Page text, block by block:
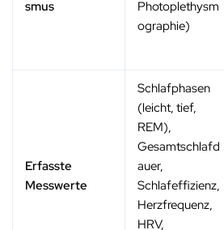
smus
Photoplethysm
ographie)
Erfasste
Messwerte
Schlafphasen
(leicht, tief,
REM),
Gesamtschlafd
auer,
Schlafeffizienz,
Herzfrequenz,
HRV,